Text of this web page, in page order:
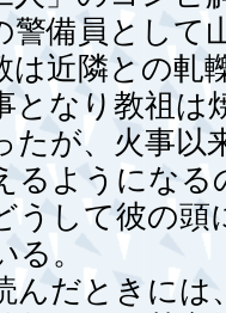
備員として
は近隣との軋
となり教祖
たが、火事
るようになる
うして彼の
る。
だときには